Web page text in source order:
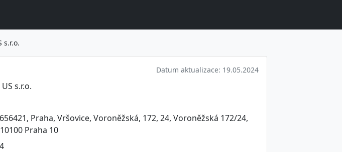
s.r.o.
Datum aktualizace: 19.05.2024
s.r.o.
Praha, Vršovice, Voroněžská, 172, 24, Voroněžská 172/24,
Praha 10